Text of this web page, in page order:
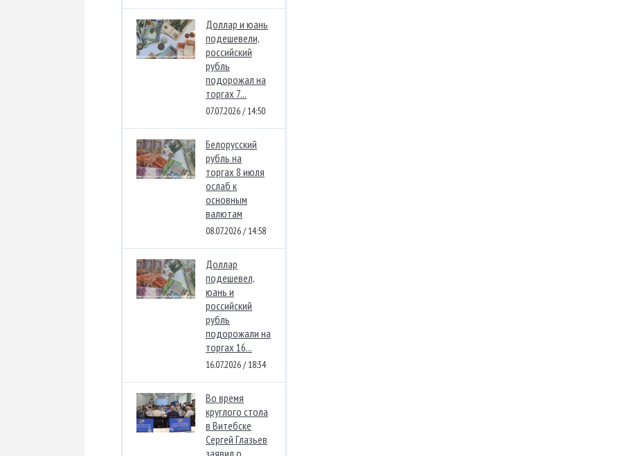
Доллар и юань
подешевели,
российский
рубль
подорожал на
торгах 7...
07.07.2026 / 14:50
Белорусский
рубль на
торгах 8 июля
ослаб к
основным
валютам
08.07.2026 / 14:58
Доллар
подешевел,
юань и
российский
рубль
подорожали на
торгах 16...
16.07.2026 / 18:34
Во время
круглого стола
в Витебске
Сергей Глазьев